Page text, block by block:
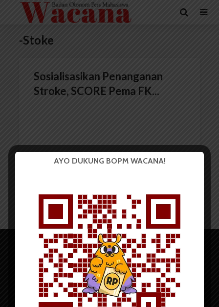
-Stoke
Sosialisasikan Penanganan
Stroke, SCORE Pema FK...
AYO DUKUNG BOPM WACANA!